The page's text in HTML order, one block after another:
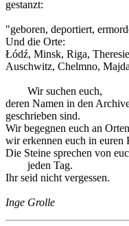
gestanzt:
"geboren, deportiert,
Und die Orte:
Łódź, Minsk, Riga,
Auschwitz, Chelmno,
Wir suchen euch,
deren Namen in den
geschrieben sind.
Wir begegnen euch an
wir erkennen euch in euren
Die Steine sprechen von
jeden Tag.
Ihr seid nicht vergessen.
Inge Grolle